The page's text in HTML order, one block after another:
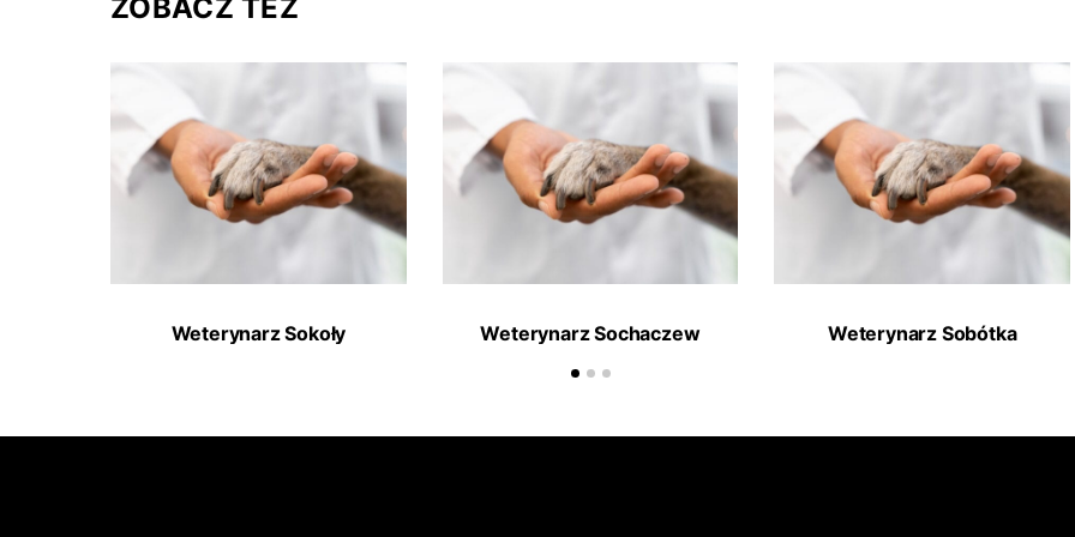
ZOBACZ TEŻ
Weterynarz Sokoły Weterynarz Sochaczew Weterynarz Sobótka